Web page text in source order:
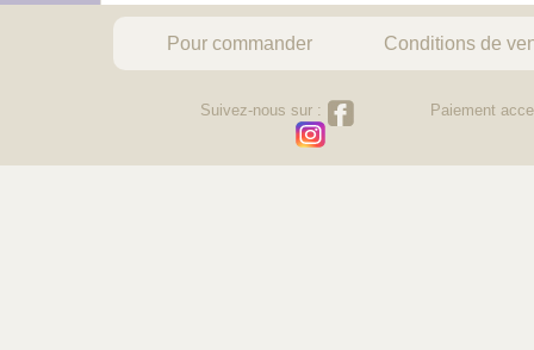
Pour commander Conditions de
Suivez-nous sur : Paiement